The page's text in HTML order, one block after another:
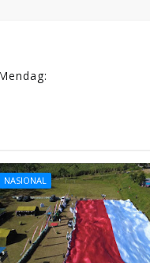
NASIONAL